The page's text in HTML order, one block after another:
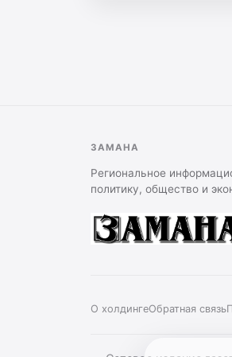
ЗАМАНА
Региональное
политику, общество и
О холдингеОбратная связь